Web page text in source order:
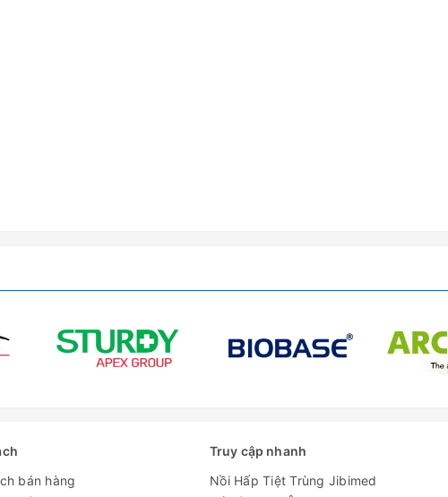
bán hàng
Truy cập nhanh
Nồi Hấp Tiệt Trùng Jibimed